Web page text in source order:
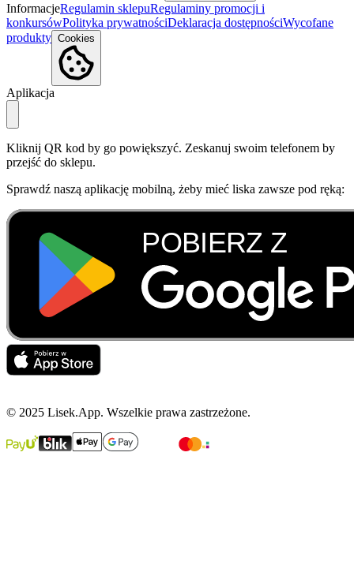
InformacjeRegulamin sklepuRegulaminy promocji i
konkursówPolityka prywatnościDeklaracja dostępnościWycofane
produkty Cookies
Aplikacja
Kliknij QR kod by go powiększyć. Zeskanuj swoim telefonem by
przejść do sklepu.
Sprawdź naszą aplikację mobilną, żeby mieć liska zawsze pod ręką:
© 2025 Lisek.App. Wszelkie prawa zastrzeżone.